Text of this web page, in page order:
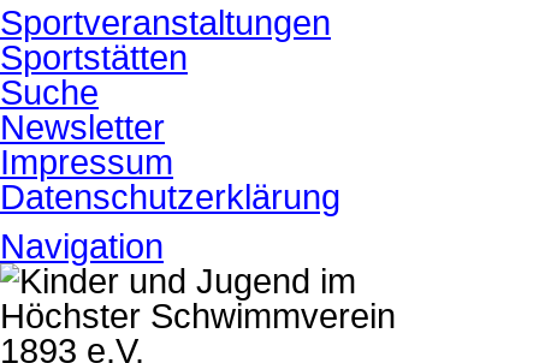
Sportveranstaltungen
Sportstätten
Suche
Newsletter
Impressum
Datenschutzerklärung
Navigation